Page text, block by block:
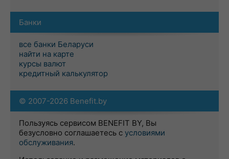
Банки
все банки Беларуси
найти на карте
курсы валют
кредитный калькулятор
© 2007-2026 Benefit.by
Пользуясь сервисом BENEFIT BY, Вы
безусловно соглашаетесь с условиями
обслуживания.